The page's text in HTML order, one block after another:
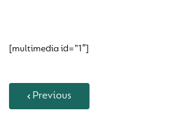
[multimedia id=”1″]
Previous